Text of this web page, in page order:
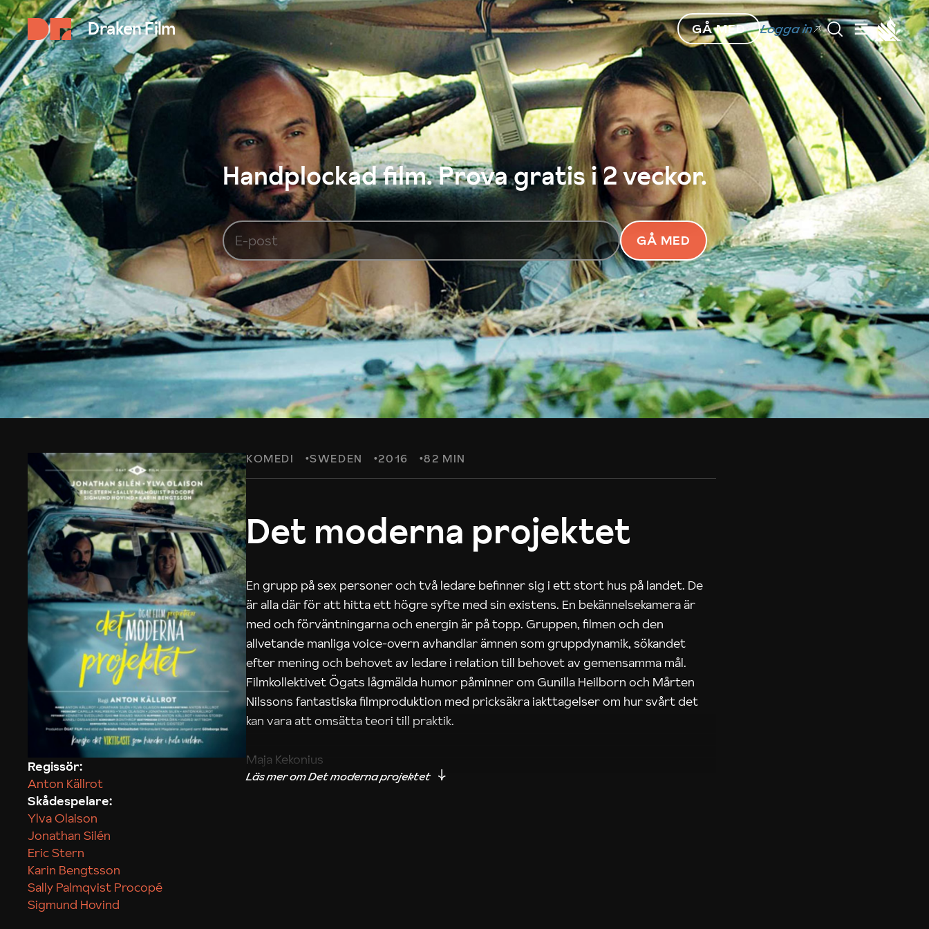
Draken Film GÅ MED Logga in
Handplockad film. Prova gratis i 2 veckor.
GÅ MED
KOMEDI SWEDEN 2016 82 MIN
Det moderna projektet
En grupp på sex personer och två ledare befinner sig i ett stort hus på landet. De
är alla där för att hitta ett högre syfte med sin existens. En bekännelsekamera är
med och förväntningarna och energin är på topp. Gruppen, filmen och den
allvetande manliga voice-overn avhandlar ämnen som gruppdynamik, sökandet
efter mening och behovet av ledare i relation till behovet av gemensamma mål.
Filmkollektivet Ögats lågmälda humor påminner om Gunilla Heilborn och Mårten
Nilssons fantastiska filmproduktion med pricksäkra iakttagelser om hur svårt det
kan vara att omsätta teori till praktik.
Maja Kekonius
Regissör:
Anton Källrot
Skådespelare:
Ylva Olaison
Jonathan Silén
Eric Stern
Karin Bengtsson
Sally Palmqvist Procopé
Sigmund Hovind